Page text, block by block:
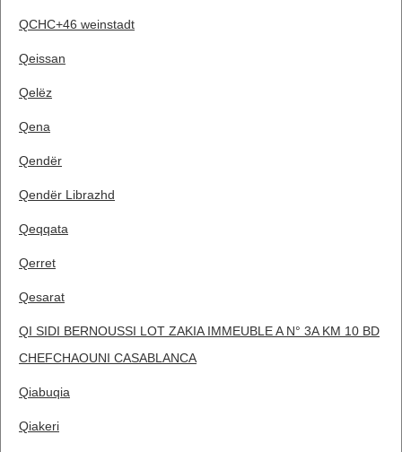
QCHC+46 weinstadt
Qeissan
Qelëz
Qena
Qendër
Qendër Librazhd
Qeqqata
Qerret
Qesarat
QI SIDI BERNOUSSI LOT ZAKIA IMMEUBLE A N° 3A KM 10 BD
CHEFCHAOUNI CASABLANCA
Qiabuqia
Qiakeri